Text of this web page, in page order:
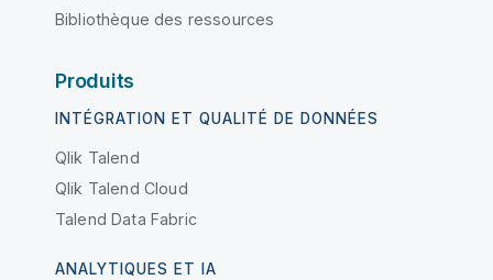
Bibliothèque des ressources
Produits
INTÉGRATION ET QUALITÉ DE DONNÉES
Qlik Talend
Qlik Talend Cloud
Talend Data Fabric
ANALYTIQUES ET IA